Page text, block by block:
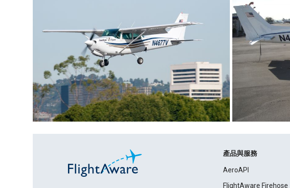
產品與服務
AeroAPI
FlightAware Firehose